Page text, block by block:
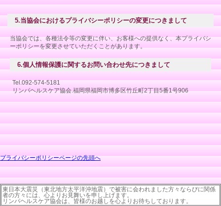
5.当協会におけるプライバシーポリシーの変更につきまして
当協会では、各種法令等の変更に伴い、お客様への提供なく、本プライバシ
ーポリシーを変更させていただくことがあります。
6.個人情報保護に関するお問い合わせ先につきまして
Tel.092-574-5181
リンパヘルスケア協会.福岡県福岡市博多区竹丘町2丁目5番1号906
プライバシーポリシーページの先頭へ
東日本大震災（東北地方太平洋沖地震）で被害に会われました方々ならびに関係
者の方々には、心よりお見舞いを申し上げます。
リンパヘルスケア協会は、皆様のお越しを心よりお待ちしております。